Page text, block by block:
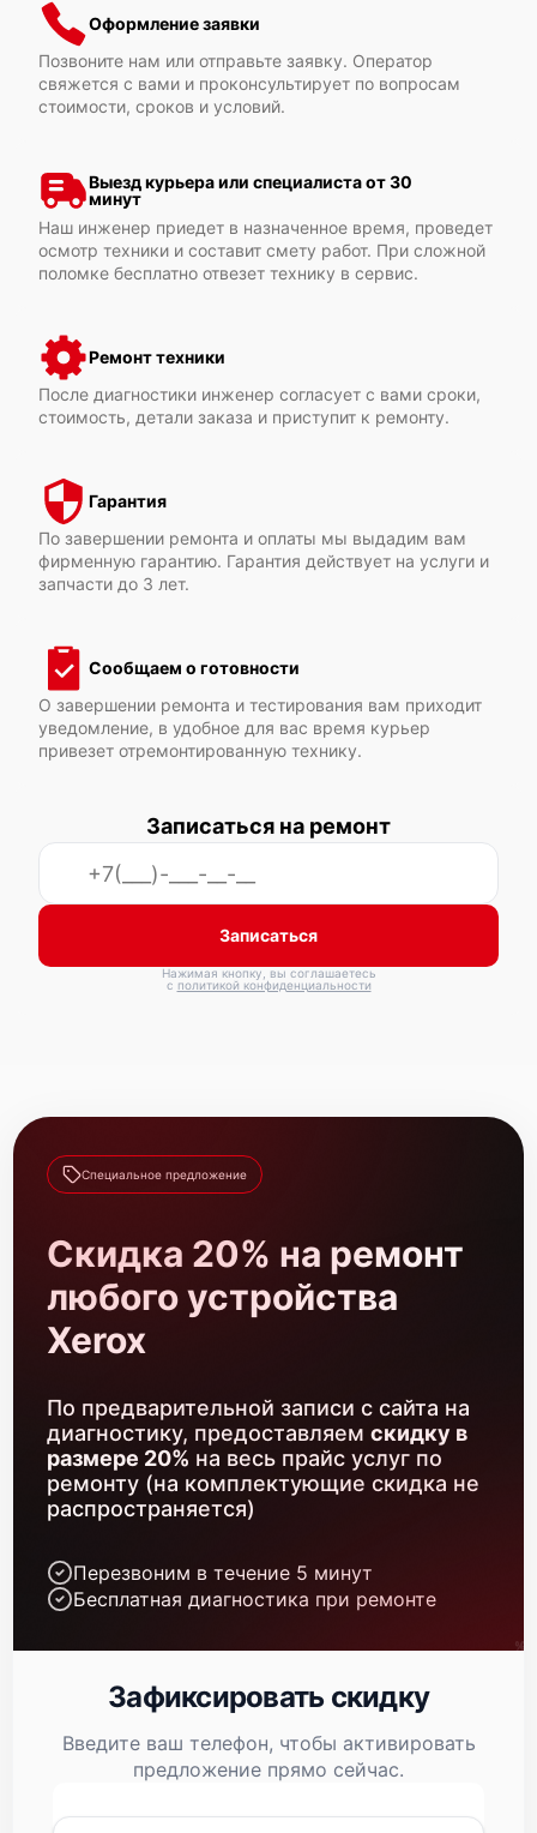
Xerox VersaLink C7130
Xerox VersaLink C7135
Xerox VersaLink C505
Xerox VersaLink B615
Xerox VersaLink B605
Оформление заявки
Позвоните нам или отправьте заявку. Оператор
свяжется с вами и проконсультирует по вопросам
стоимости, сроков и условий.
Выезд курьера или специалиста от 30
минут
Наш инженер приедет в назначенное время, проведет
осмотр техники и составит смету работ. При сложной
поломке бесплатно отвезет технику в сервис.
Ремонт техники
После диагностики инженер согласует с вами сроки,
стоимость, детали заказа и приступит к ремонту.
Гарантия
По завершении ремонта и оплаты мы выдадим вам
фирменную гарантию. Гарантия действует на услуги и
запчасти до 3 лет.
Сообщаем о готовности
О завершении ремонта и тестирования вам приходит
уведомление, в удобное для вас время курьер
привезет отремонтированную технику.
Записаться на ремонт
Записаться
Нажимая кнопку, вы соглашаетесь
с политикой конфиденциальности
Специальное предложение
Скидка 20% на ремонт
любого устройства
Xerox
По предварительной записи с сайта на
диагностику, предоставляем скидку в
размере 20% на весь прайс услуг по
ремонту (на комплектующие скидка не
распространяется)
Перезвоним в течение 5 минут
Бесплатная диагностика при ремонте
Зафиксировать скидку
Введите ваш телефон, чтобы активировать
предложение прямо сейчас.